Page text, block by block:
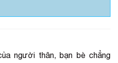
người thân, bạn bè chẳng